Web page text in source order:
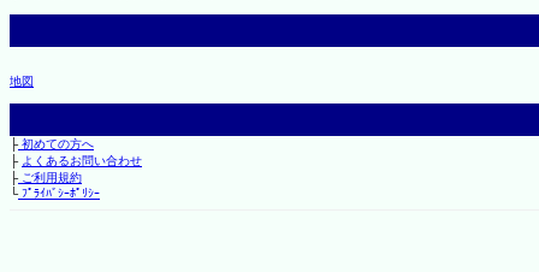
地図
├初めての方へ
├ よくあるお問い合わせ
├ご利用規約
└ﾌﾟﾗｲﾊﾞｼｰﾎﾟﾘｼｰ